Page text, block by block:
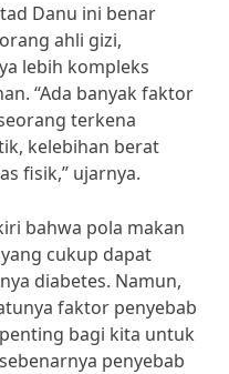
Danu ini benar
ahli gizi,
lebih kompleks
“Ada banyak faktor
terkena
kelebihan berat
fisik,” ujarnya.
bahwa pola makan
cukup dapat
diabetes. Namun,
faktor penyebab
bagi kita untuk
penyebab